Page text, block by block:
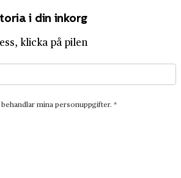
i din inkorg
klicka på pilen